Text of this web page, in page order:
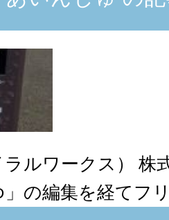
ルワークス）
株
の編集を経てフ